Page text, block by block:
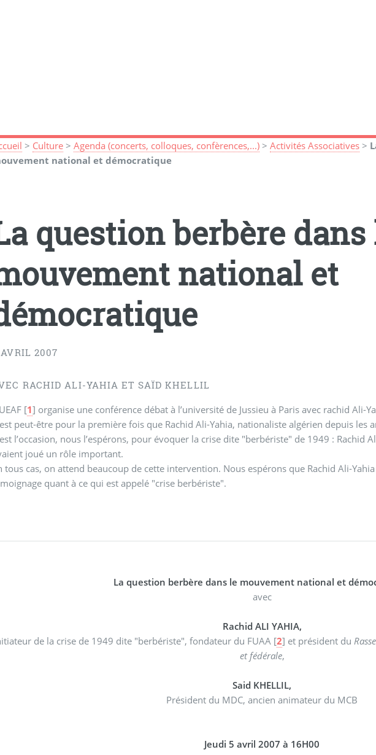
> Culture >Agenda (concerts, colloques, confèrences,...) >Activités Associatives >
national et démocratique
question berbère dans
national et
2007
RACHID ALI-YAHIA ET SAÏD KHELLIL
[1] organise une conférence débat à l’université de Jussieu à Paris avec rachid Ali-
peut-être pour la première fois que Rachid Ali-Yahia, nationaliste algérien depuis les
l’occasion, nous l’espérons, pour évoquer la crise dite "berbériste" de 1949 : Rachid
joué un rôle important.
tous cas, on attend beaucoup de cette intervention. Nous espérons que Rachid Ali-
quant à ce qui est appelé "crise berbériste".
La question berbère dans le mouvement national et
avec
Rachid ALI YAHIA,
de la crise de 1949 dite "berbériste", fondateur du FUAA [2] et président du
et fédérale,
Said KHELLIL,
Président du MDC, ancien animateur du MCB
Jeudi 5 avril 2007 à 16H00